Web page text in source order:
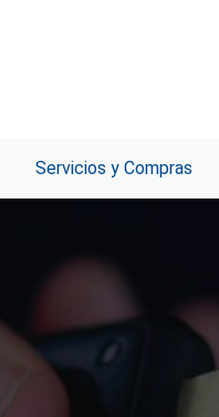
Servicios y Compras